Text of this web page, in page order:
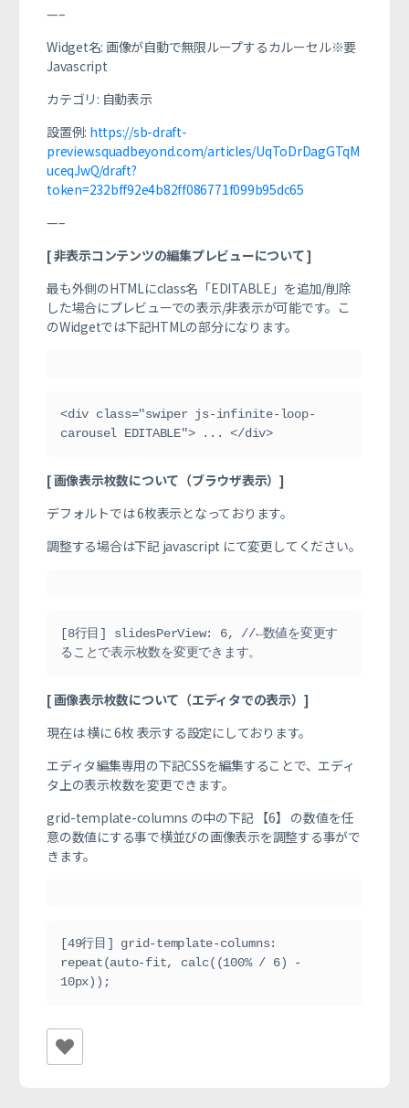
—–
Widget名: 画像が自動で無限ループするカルーセル※要
Javascript
カテゴリ: 自動表示
設置例: https://sb-draft-
preview.squadbeyond.com/articles/UqToDrDagGTqM
uceqJwQ/draft?
token=232bff92e4b82ff086771f099b95dc65
—–
[ 非表示コンテンツの編集プレビューについて ]
最も外側のHTMLにclass名「EDITABLE」を追加/削除
した場合にプレビューでの表示/非表示が可能です。こ
のWidgetでは下記HTMLの部分になります。
<div class="swiper js-infinite-loop-
carousel EDITABLE"> ... </div>
[ 画像表示枚数について（ブラウザ表示）]
デフォルトでは 6枚表示となっております。
調整する場合は下記 javascript にて変更してください。
[8行目] slidesPerView: 6, //←数値を変更す
ることで表示枚数を変更できます。
[ 画像表示枚数について（エディタでの表示）]
現在は 横に 6枚 表示する設定にしております。
エディタ編集専用の下記CSSを編集することで、エディ
タ上の表示枚数を変更できます。
grid-template-columns の中の下記 【6】 の数値を任
意の数値にする事で横並びの画像表示を調整する事がで
きます。
[49行目] grid-template-columns:
repeat(auto-fit, calc((100% / 6) -
10px));